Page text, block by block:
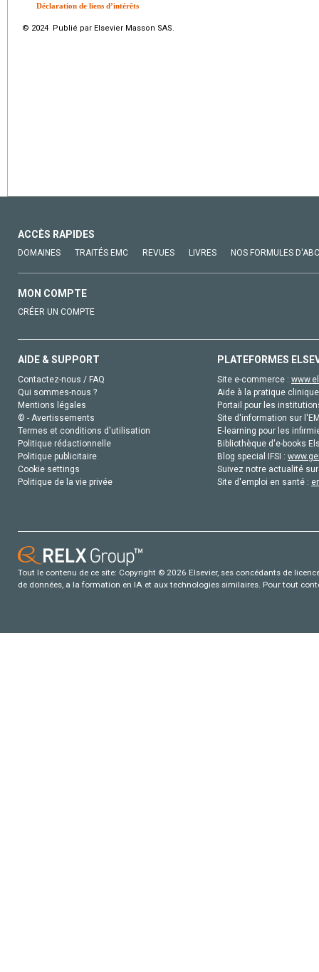
Déclaration de liens d’intérêts
© 2024 Publié par Elsevier Masson SAS.
ACCÈS RAPIDES
DOMAINES TRAITÉS EMC REVUES LIVRES NOS FORMULES
MON COMPTE
CRÉER UN COMPTE
AIDE & SUPPORT
Contactez-nous / FAQ
Qui sommes-nous ?
Mentions légales
© - Avertissements
Termes et conditions d'utilisation
Politique rédactionnelle
Politique publicitaire
Cookie settings
Politique de la vie privée
PLATEFORMES
Site e-commerce :
Aide à la pratique
Portail pour les
Site d'information sur
E-learning pour les
Bibliothèque d'e-books
Blog special IFSI :
Suivez notre actualité
Site d'emploi en santé :
Tout le contenu de ce site: Copyright © 2026 Elsevier, ses concédants de
de données, a la formation en IA et aux technologies similaires. Pour tout